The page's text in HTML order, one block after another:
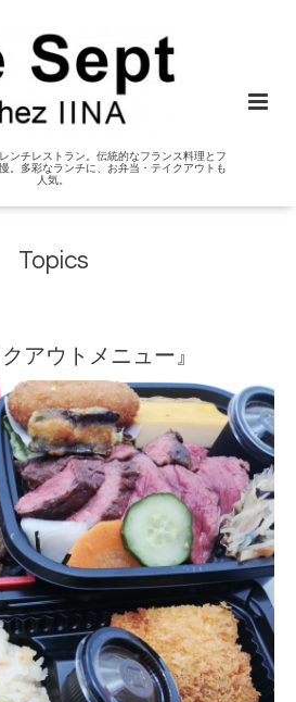
ンチレストラン。伝統的なフランス料理とフ
。多彩なランチに、お弁当・テイクアウトも
人気。
Topics
アウトメニュー』